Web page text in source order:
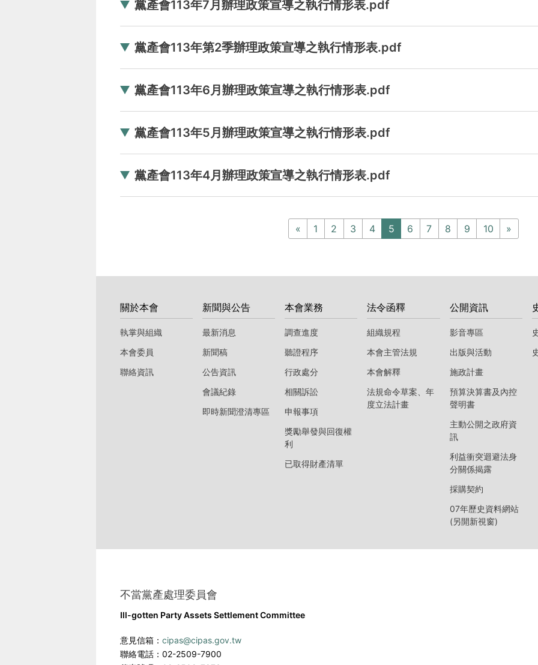
黨產會113年7月辦理政策宣導之執行情形表.pdf
黨產會113年第2季辦理政策宣導之執行情形表.pdf
黨產會113年6月辦理政策宣導之執行情形表.pdf
黨產會113年5月辦理政策宣導之執行情形表.pdf
黨產會113年4月辦理政策宣導之執行情形表.pdf
« 1 2 3 4 5 6 7 8 9 10 »
關於本會
執掌與組織
本會委員
聯絡資訊
新聞與公告
最新消息
新聞稿
公告資訊
會議紀錄
即時新聞澄清專區
本會業務
調查進度
聽證程序
行政處分
相關訴訟
申報事項
獎勵舉發與回復權
利
已取得財產清單
法令函釋
組織規程
本會主管法規
本會解釋
法規命令草案、年
度立法計畫
公開資訊
影音專區
出版與活動
施政計畫
預算決算書及內控
聲明書
主動公開之政府資
訊
利益衝突迴避法身
分關係揭露
採購契約
07年歷史資料網站
(另開新視窗)
不當黨產處理委員會
Ill-gotten Party Assets Settlement Committee
意見信箱： cipas@cipas.gov.tw
聯絡電話：02-2509-7900